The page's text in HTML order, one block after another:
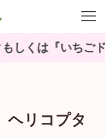
くは『いちごドリ
ヘリコプタ